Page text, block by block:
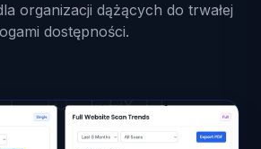
organizacji dążących do trwałej
dostępności.